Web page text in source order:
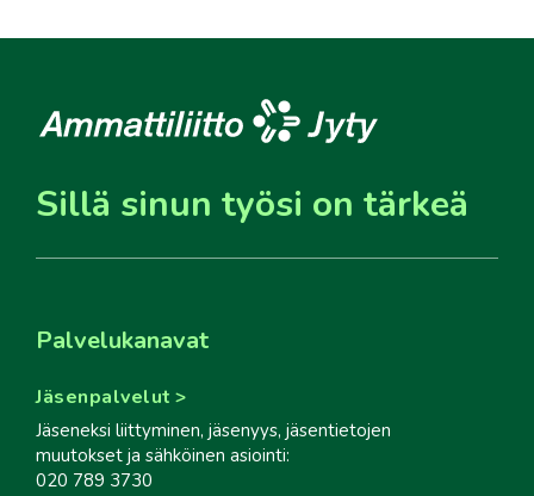
Sillä sinun työsi on tärkeä
Palvelukanavat
Jäsenpalvelut
Jäseneksi liittyminen, jäsenyys, jäsentietojen
muutokset ja sähköinen asiointi:
020 789 3730